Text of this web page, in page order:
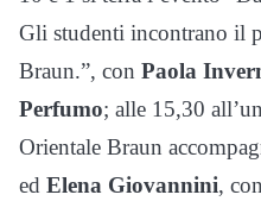
Gli studenti incontrano il
Braun.”, con Paola
Perfumo; alle 15,30
Orientale Braun
ed Elena Giovannini,